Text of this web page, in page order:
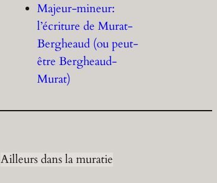
Majeur-mineur:
l’écriture de Murat-
Bergheaud (ou peut-
être Bergheaud-
Murat)
Ailleurs dans la muratie